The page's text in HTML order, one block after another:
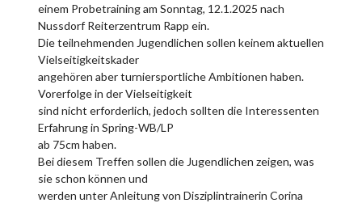
einem Probetraining am Sonntag, 12.1.2025 nach
Nussdorf Reiterzentrum Rapp ein.
Die teilnehmenden Jugendlichen sollen keinem aktuellen
Vielseitigkeitskader
angehören aber turniersportliche Ambitionen haben.
Vorerfolge in der Vielseitigkeit
sind nicht erforderlich, jedoch sollten die Interessenten
Erfahrung in Spring-WB/LP
ab 75cm haben.
Bei diesem Treffen sollen die Jugendlichen zeigen, was
sie schon können und
werden unter Anleitung von Disziplintrainerin Corina